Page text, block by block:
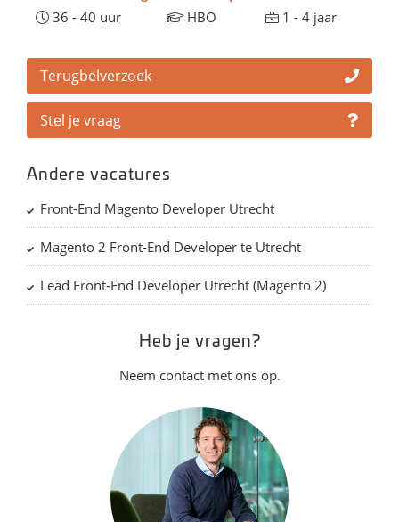
36 - 40 uur
HBO 1 - 4 jaar
Terugbelverzoek
Stel je vraag
Andere vacatures
Front-End Magento Developer Utrecht
Magento 2 Front-End Developer te Utrecht
Lead Front-End Developer Utrecht (Magento 2)
Heb je vragen?
Neem contact met ons op.